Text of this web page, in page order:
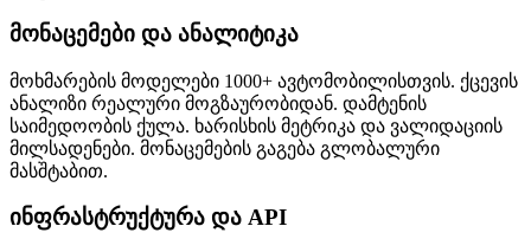
მონაცემები და ანალიტიკა
მოხმარების მოდელები 1000+ ავტომობილისთვის. ქცევის
ანალიზი რეალური მოგზაურობიდან. დამტენის
საიმედოობის ქულა. ხარისხის მეტრიკა და ვალიდაციის
მილსადენები. მონაცემების გაგება გლობალური
მასშტაბით.
ინფრასტრუქტურა და API